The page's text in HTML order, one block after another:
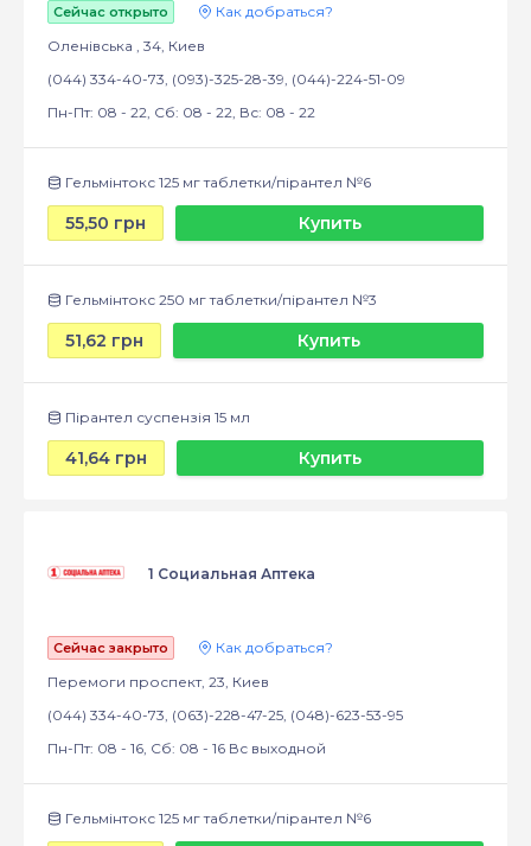
Сейчас открыто
Как добраться?
Оленівська , 34, Киев
(044) 334-40-73, (093)-325-28-39, (044)-224-51-09
Пн-Пт: 08 - 22, Сб: 08 - 22, Вс: 08 - 22
Гельмінтокс 125 мг таблетки/пірантел №6
55,50 грн Купить
Гельмінтокс 250 мг таблетки/пірантел №3
51,62 грн Купить
Пірантел суспензія 15 мл
41,64 грн Купить
1 Социальная Аптека
Сейчас закрыто
Как добраться?
Перемоги проспект, 23, Киев
(044) 334-40-73, (063)-228-47-25, (048)-623-53-95
Пн-Пт: 08 - 16, Сб: 08 - 16 Вс выходной
Гельмінтокс 125 мг таблетки/пірантел №6